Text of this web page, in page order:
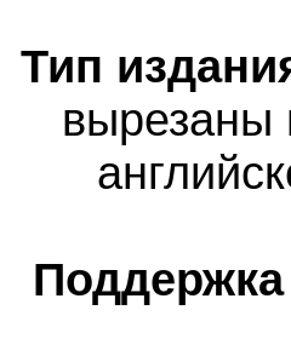
Тип
вырезаны
Поддержка